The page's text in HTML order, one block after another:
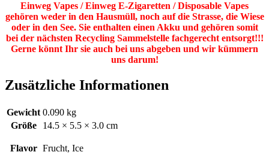
Einweg Vapes / Einweg E-Zigaretten / Disposable Vapes
gehören weder in den Hausmüll, noch auf die Strasse, die Wiese
oder in den See. Sie enthalten einen Akku und gehören somit
bei der nächsten Recycling Sammelstelle fachgerecht entsorgt!!!
Gerne könnt Ihr sie auch bei uns abgeben und wir kümmern
uns darum!
Zusätzliche Informationen
Gewicht 0.090 kg
Größe
14.5 × 5.5 × 3.0 cm
Flavor Frucht, Ice